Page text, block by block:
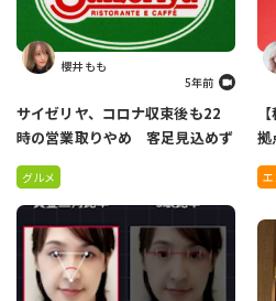
櫻井 もも
5年前
サイゼリヤ、コロナ収束後も22
時の営業取りやめ 客足見込めず
グルメ
拠
タ
エ